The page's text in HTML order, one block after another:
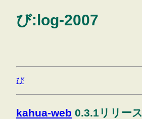
び:log-2007
び
kahua-web 0.3.1リリース